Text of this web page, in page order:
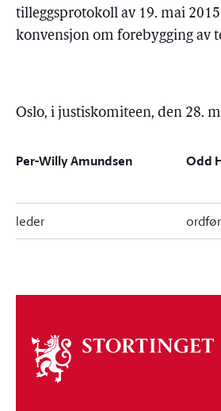
tilleggsprotokoll av 19. mai
konvensjon om forebygging av
Oslo, i justiskomiteen, den 28.
Per-Willy Amundsen Odd
leder
Om
stortinget